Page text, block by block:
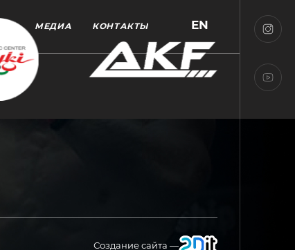
МЕДИА КОНТАКТЫ EN
Создание сайта —